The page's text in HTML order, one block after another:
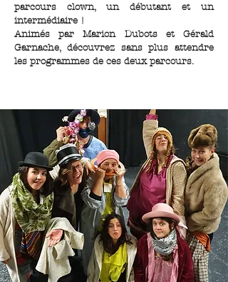
parcours clown, un débutant et un
intermédiaire !
Animés par Marion Dubots et Gérald
Garnache, découvrez sans plus attendre
les programmes de ces deux parcours.